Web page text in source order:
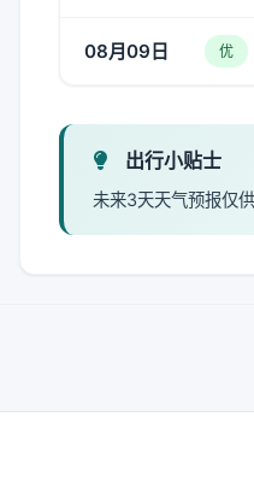
08月09日 优
出行小贴士
未来3天天气预报仅